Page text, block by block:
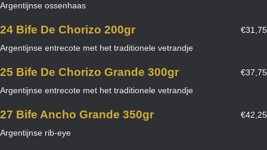
Argentijnse ossenhaas
24 Bife De Chorizo 200gr
€31,75
Argentijnse entrecote met het traditionele vetrandje
25 Bife De Chorizo Grande 300gr
€37,75
Argentijnse entrecote met het traditionele vetrandje
27 Bife Ancho Grande 350gr
€42,25
Argentijnse rib-eye